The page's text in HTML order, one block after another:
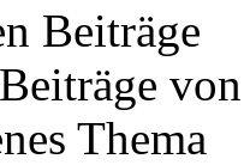
Beiträge
Thema